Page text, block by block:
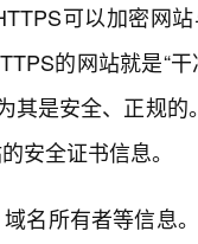
可以加密网
的网站就是“
其是安全、正规
安全证书信息。
名所有者等信息